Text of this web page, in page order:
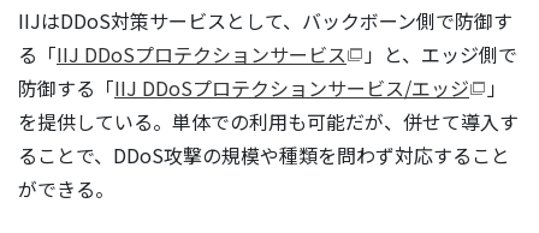
IIJはDDoS対策サービスとして、バックボーン側で防御す
る「IIJ DDoSプロテクションサービス
」と、エッジ側で
防御する「IIJ DDoSプロテクションサービス/エッジ
」
を提供している。単体での利用も可能だが、併せて導入す
ることで、DDoS攻撃の規模や種類を問わず対応すること
ができる。